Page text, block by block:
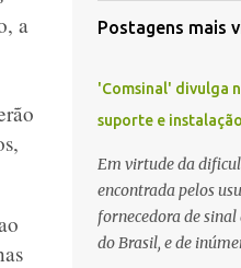
a
Postagens mais
'Comsinal' divulga
suporte e instalação
Em virtude da
encontrada pelos
fornecedora de
do Brasil, e de